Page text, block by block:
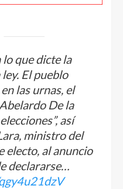
lo que dicte la
El pueblo
las urnas, el
De la
así
ministro del
electo, al anuncio
declararse…